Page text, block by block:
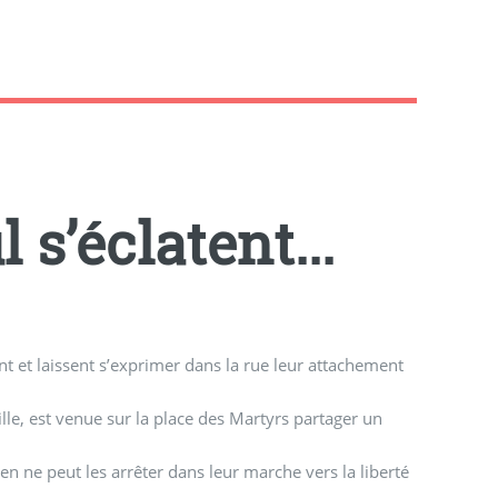
et laissent s’exprimer dans la rue leur attachement
est venue sur la place des Martyrs partager un
ne peut les arrêter dans leur marche vers la liberté